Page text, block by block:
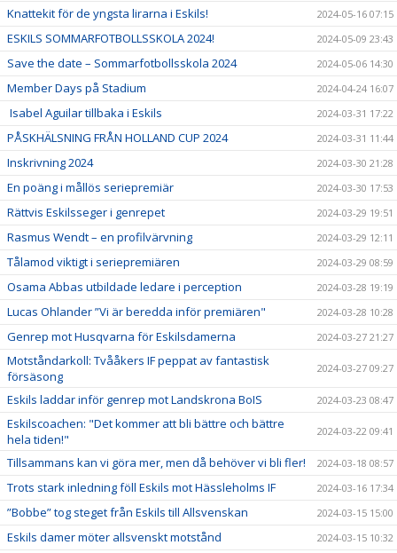
Knattekit för de yngsta lirarna i Eskils! 2024-05-16 07:15
ESKILS SOMMARFOTBOLLSSKOLA 2024! 2024-05-09 23:43
Save the date – Sommarfotbollsskola 2024 2024-05-06 14:30
Member Days på Stadium 2024-04-24 16:07
Isabel Aguilar tillbaka i Eskils 2024-03-31 17:22
PÅSKHÄLSNING FRÅN HOLLAND CUP 2024 2024-03-31 11:44
Inskrivning 2024 2024-03-30 21:28
En poäng i mållös seriepremiär 2024-03-30 17:53
Rättvis Eskilsseger i genrepet 2024-03-29 19:51
Rasmus Wendt – en profilvärvning 2024-03-29 12:11
Tålamod viktigt i seriepremiären 2024-03-29 08:59
Osama Abbas utbildade ledare i perception 2024-03-28 19:19
Lucas Ohlander ”Vi är beredda inför premiären" 2024-03-28 10:28
Genrep mot Husqvarna för Eskilsdamerna 2024-03-27 21:27
Motståndarkoll: Tvååkers IF peppat av fantastisk
försäsong
2024-03-27 09:27
Eskils laddar inför genrep mot Landskrona BoIS 2024-03-23 08:47
Eskilscoachen: "Det kommer att bli bättre och bättre
hela tiden!"
2024-03-22 09:41
Tillsammans kan vi göra mer, men då behöver vi bli fler! 2024-03-18 08:57
Trots stark inledning föll Eskils mot Hässleholms IF 2024-03-16 17:34
”Bobbe” tog steget från Eskils till Allsvenskan 2024-03-15 15:00
Eskils damer möter allsvenskt motstånd 2024-03-15 10:32